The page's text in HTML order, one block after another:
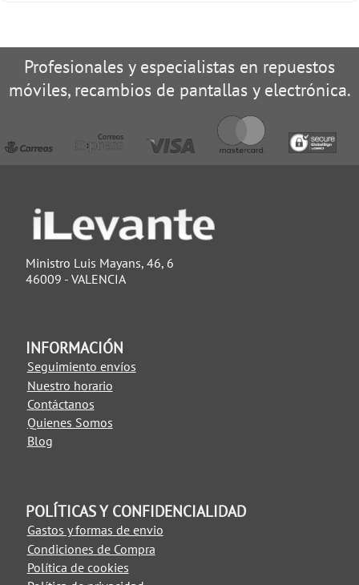
Profesionales y especialistas en repuestos
móviles, recambios de pantallas y electrónica.
Ministro Luis Mayans, 46, 6
46009 - VALENCIA
INFORMACIÓN
Seguimiento envíos
Nuestro horario
Contáctanos
Quienes Somos
Blog
POLÍTICAS Y CONFIDENCIALIDAD
Gastos y formas de envio
Condiciones de Compra
Política de cookies